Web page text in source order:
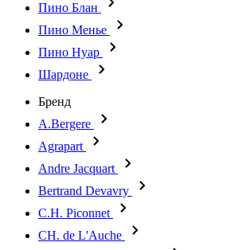
Пино Блан
Пино Менье
Пино Нуар
Шардоне
Бренд
A.Bergere
Agrapart
Andre Jacquart
Bertrand Devavry
C.H. Piconnet
CH. de L'Auche